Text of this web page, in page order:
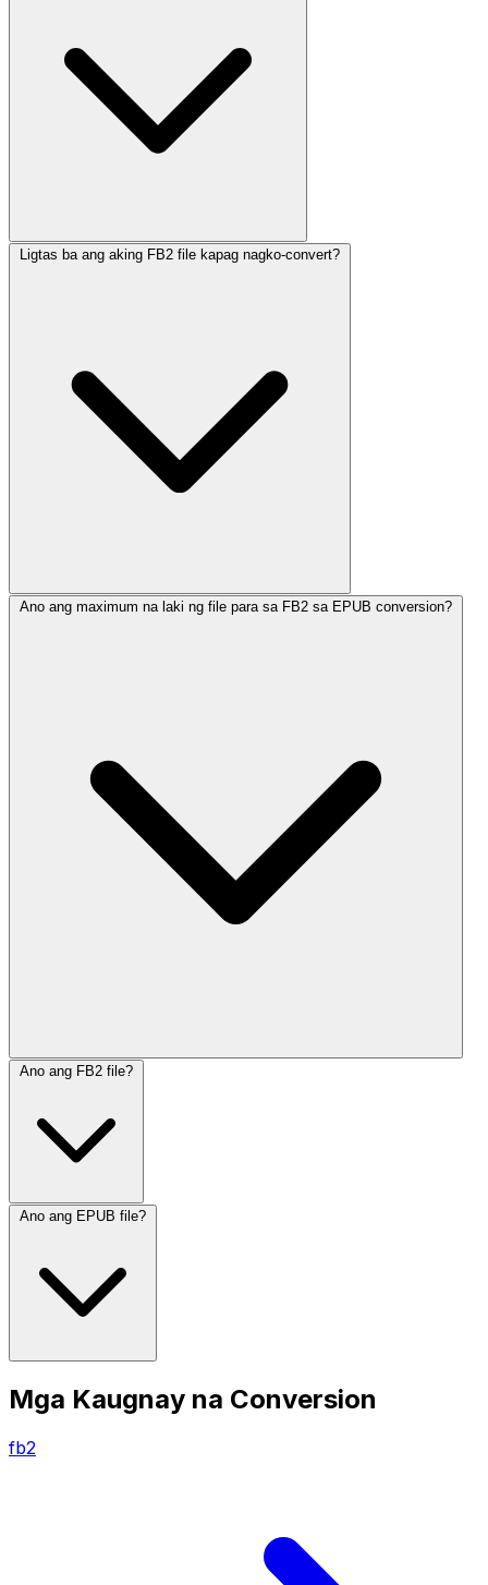
Ligtas ba ang aking FB2 file kapag nagko-convert?
Ano ang maximum na laki ng file para sa FB2 sa EPUB conversion?
Ano ang FB2 file?
Ano ang EPUB file?
Mga Kaugnay na Conversion
fb2